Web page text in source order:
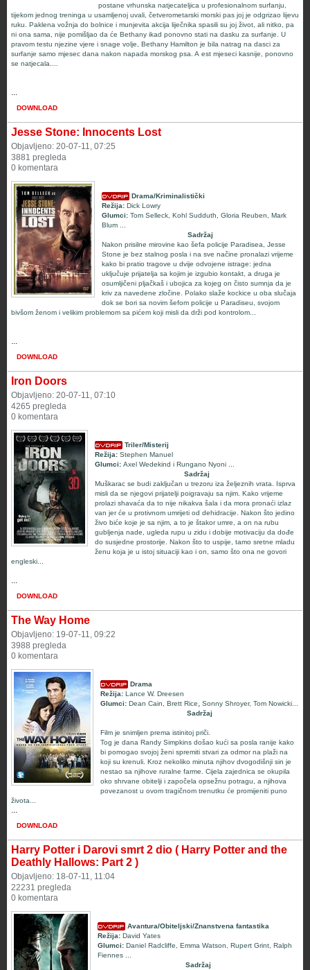
postane vrhunska natjecateljica u profesionalnom surfanju,
tijekom jednog treninga u usamljenoj uvali, četverometarski morski pas joj je odgrizao lijevu
ruku. Paklena vožnja do bolnice i munjevita akcija liječnika spasili su joj život, ali nitko, pa
ni ona sama, nije pomišljao da će Bethany ikad ponovno stati na dasku za surfanje. U
pravom testu njezine vjere i snage volje, Bethany Hamilton je bila natrag na dasci za
surfanje samo mjesec dana nakon napada morskog psa. A est mjeseci kasnije, ponovno
se natjecala....
...
DOWNLOAD
Jesse Stone: Innocents Lost
Objavljeno: 20-07-11, 07:25
3881 pregleda
0 komentara
Drama/Kriminalistički
Režija: Dick Lowry
Glumci: Tom Selleck Kohl Sudduth Gloria Reuben
Mark
Blum
Sadržaj
Nakon prisilne mirovine kao šefa policije Paradisea, Jesse
Stone je bez stalnog posla i na sve načine pronalazi vrijeme
kako bi pratio tragove u dvije odvojene istrage: jedna
uključuje prijatelja sa kojim je izgubio kontakt, a druga je
osumljičeni pljačkaš i ubojica za kojeg on čisto sumnja da je
kriv za navedene zločine. Polako slaže kockice u oba slučaja
dok se bori sa novim šefom policije u Paradiseu, svojom
bivšom ženom i velikim problemom sa pićem koji misli da drži pod kontrolom...
...
DOWNLOAD
Iron Doors
Objavljeno: 20-07-11, 07:10
4265 pregleda
0 komentara
Triler/Misterij
Režija: Stephen Manuel
Glumci: Axel Wedekind i Rungano Nyoni
Sadržaj
Muškarac se budi zaključan u trezoru iza željeznih vrata. Isprva
misli da se njegovi prijatelji poigravaju sa njim. Kako vrijeme
prolazi shavaća da to nije nikakva šala i da mora pronaći izlaz
van jer će u protivnom umrijeti od dehidracije. Nakon što jedino
živo biće koje je sa njim, a to je štakor umre, a on na rubu
gubljenja nade, ugleda rupu u zidu i dobije motivaciju da dođe
do susjedne prostorije. Nakon što to uspije, tamo sretne mladu
ženu koja je u istoj situaciji kao i on, samo što ona ne govori
engleski...
...
DOWNLOAD
The Way Home
Objavljeno: 19-07-11, 09:22
3988 pregleda
0 komentara
Drama
Režija: Lance W. Dreesen
Glumci: Dean Cain Brett Rice, Sonny Shroyer, Tom Nowicki
Sadržaj
Film je snimljen prema istinitoj priči.
Tog je dana Randy Simpkins došao kući sa posla ranije kako
bi pomogao svojoj ženi spremiti stvari za odmor na plaži na
koji su krenuli. Kroz nekoliko minuta njihov dvogodišnji sin je
nestao sa njihove ruralne farme. Cijela zajednica se okupila
oko shrvane obitelji i započela opsežnu potragu, a njihova
povezanost u ovom tragičnom trenutku će promijeniti puno
života...
...
DOWNLOAD
Harry Potter i Darovi smrt 2 dio ( Harry Potter and the
Deathly Hallows: Part 2 )
Objavljeno: 18-07-11, 11:04
22231 pregleda
0 komentara
Avantura/Obiteljski/Znanstvena fantastika
Režija: David Yates
Glumci: Daniel Radcliffe, Emma Watson, Rupert Grint, Ralph
Fiennes
Sadržaj